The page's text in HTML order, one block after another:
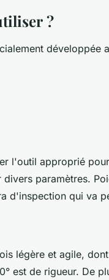
?
développée
l'outil approprié
paramètres.
d'inspection qui va
légère et agile,
est de rigueur. De